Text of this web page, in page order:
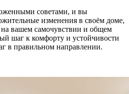
советами, и вы
изменения в своём доме,
на вашем самочувствии и общем
шаг к комфорту и устойчивости
в правильном направлении.